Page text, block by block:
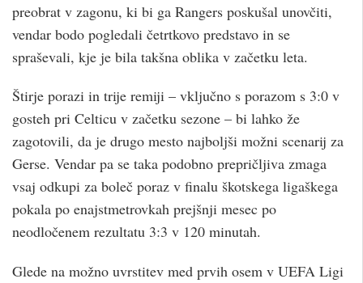
preobrat v zagonu, ki bi ga Rangers poskušal unovčiti,
vendar bodo pogledali četrtkovo predstavo in se
spraševali, kje je bila takšna oblika v začetku leta.
Štirje porazi in trije remiji – vključno s porazom s 3:0 v
gosteh pri Celticu v začetku sezone – bi lahko že
zagotovili, da je drugo mesto najboljši možni scenarij za
Gerse. Vendar pa se taka podobno prepričljiva zmaga
vsaj odkupi za boleč poraz v finalu škotskega ligaškega
pokala po enajstmetrovkah prejšnji mesec po
neodločenem rezultatu 3:3 v 120 minutah.
Glede na možno uvrstitev med prvih osem v UEFA Ligi